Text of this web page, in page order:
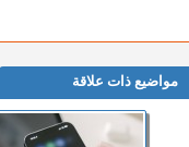
مواضيع ذات علاقة